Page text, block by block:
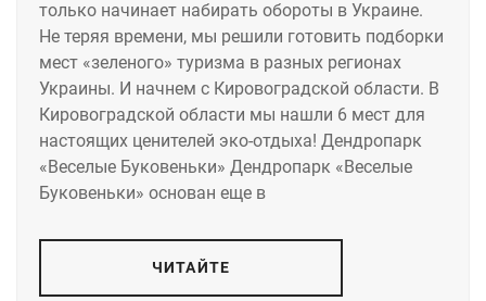
только начинает набирать обороты в Украине.
Не теряя времени, мы решили готовить подборки
мест «зеленого» туризма в разных регионах
Украины. И начнем с Кировоградской области. В
Кировоградской области мы нашли 6 мест для
настоящих ценителей эко-отдыха! Дендропарк
«Веселые Буковеньки» Дендропарк «Веселые
Буковеньки» основан еще в
ЧИТАЙТЕ